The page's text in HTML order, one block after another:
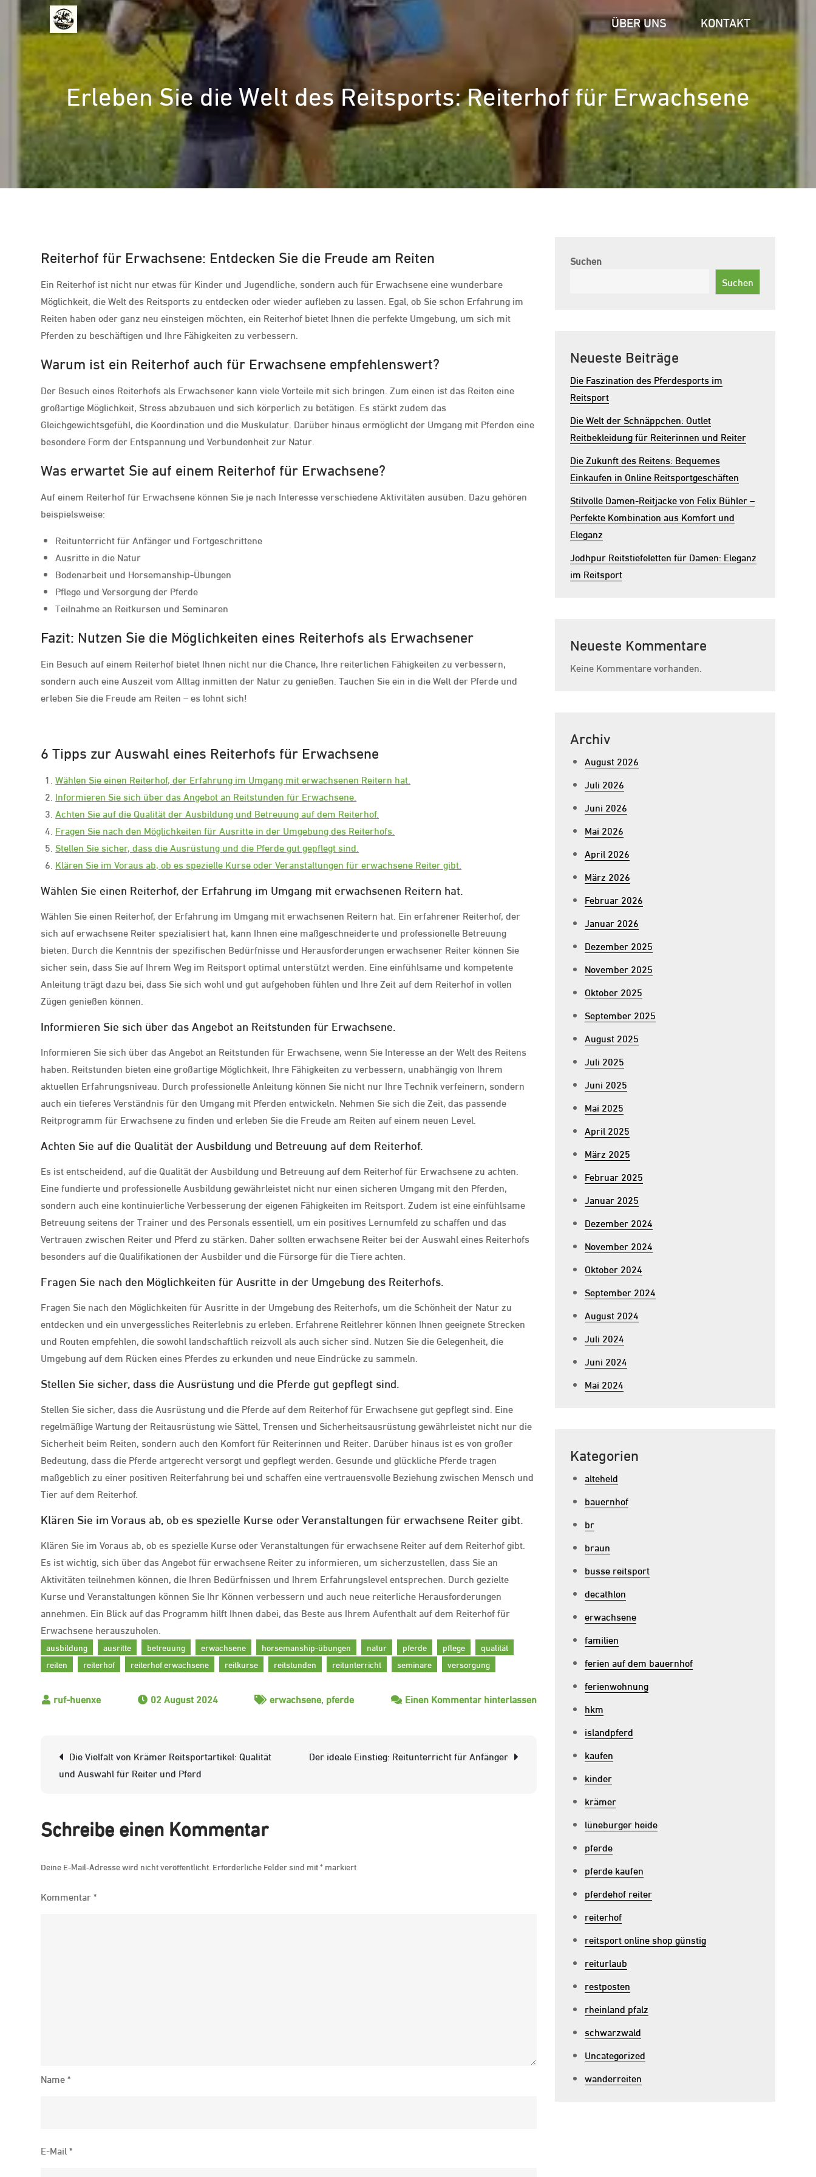
springen
ÜBER UNS KONTAKT
Erleben Sie die Welt des Reitsports: Reiterhof für Erwachsene
Reiterhof für Erwachsene: Entdecken Sie die Freude am Reiten
Ein Reiterhof ist nicht nur etwas für Kinder und Jugendliche, sondern auch für Erwachsene eine wunderbare
Möglichkeit, die Welt des Reitsports zu entdecken oder wieder aufleben zu lassen. Egal, ob Sie schon Erfahrung im
Reiten haben oder ganz neu einsteigen möchten, ein Reiterhof bietet Ihnen die perfekte Umgebung, um sich mit
Pferden zu beschäftigen und Ihre Fähigkeiten zu verbessern.
Warum ist ein Reiterhof auch für Erwachsene empfehlenswert?
Der Besuch eines Reiterhofs als Erwachsener kann viele Vorteile mit sich bringen. Zum einen ist das Reiten eine
großartige Möglichkeit, Stress abzubauen und sich körperlich zu betätigen. Es stärkt zudem das
Gleichgewichtsgefühl, die Koordination und die Muskulatur. Darüber hinaus ermöglicht der Umgang mit Pferden eine
besondere Form der Entspannung und Verbundenheit zur Natur.
Was erwartet Sie auf einem Reiterhof für Erwachsene?
Auf einem Reiterhof für Erwachsene können Sie je nach Interesse verschiedene Aktivitäten ausüben. Dazu gehören
beispielsweise:
Reitunterricht für Anfänger und Fortgeschrittene
Ausritte in die Natur
Bodenarbeit und Horsemanship-Übungen
Pflege und Versorgung der Pferde
Teilnahme an Reitkursen und Seminaren
Fazit: Nutzen Sie die Möglichkeiten eines Reiterhofs als Erwachsener
Ein Besuch auf einem Reiterhof bietet Ihnen nicht nur die Chance, Ihre reiterlichen Fähigkeiten zu verbessern,
sondern auch eine Auszeit vom Alltag inmitten der Natur zu genießen. Tauchen Sie ein in die Welt der Pferde und
erleben Sie die Freude am Reiten – es lohnt sich!
6 Tipps zur Auswahl eines Reiterhofs für Erwachsene
Wählen Sie einen Reiterhof, der Erfahrung im Umgang mit erwachsenen Reitern hat.
Informieren Sie sich über das Angebot an Reitstunden für Erwachsene.
Achten Sie auf die Qualität der Ausbildung und Betreuung auf dem Reiterhof.
Fragen Sie nach den Möglichkeiten für Ausritte in der Umgebung des Reiterhofs.
Stellen Sie sicher, dass die Ausrüstung und die Pferde gut gepflegt sind.
Klären Sie im Voraus ab, ob es spezielle Kurse oder Veranstaltungen für erwachsene Reiter gibt.
Wählen Sie einen Reiterhof, der Erfahrung im Umgang mit erwachsenen Reitern hat.
Wählen Sie einen Reiterhof, der Erfahrung im Umgang mit erwachsenen Reitern hat. Ein erfahrener Reiterhof, der
sich auf erwachsene Reiter spezialisiert hat, kann Ihnen eine maßgeschneiderte und professionelle Betreuung
bieten. Durch die Kenntnis der spezifischen Bedürfnisse und Herausforderungen erwachsener Reiter können Sie
sicher sein, dass Sie auf Ihrem Weg im Reitsport optimal unterstützt werden. Eine einfühlsame und kompetente
Anleitung trägt dazu bei, dass Sie sich wohl und gut aufgehoben fühlen und Ihre Zeit auf dem Reiterhof in vollen
Zügen genießen können.
Informieren Sie sich über das Angebot an Reitstunden für Erwachsene.
Informieren Sie sich über das Angebot an Reitstunden für Erwachsene, wenn Sie Interesse an der Welt des Reitens
haben. Reitstunden bieten eine großartige Möglichkeit, Ihre Fähigkeiten zu verbessern, unabhängig von Ihrem
aktuellen Erfahrungsniveau. Durch professionelle Anleitung können Sie nicht nur Ihre Technik verfeinern, sondern
auch ein tieferes Verständnis für den Umgang mit Pferden entwickeln. Nehmen Sie sich die Zeit, das passende
Reitprogramm für Erwachsene zu finden und erleben Sie die Freude am Reiten auf einem neuen Level.
Achten Sie auf die Qualität der Ausbildung und Betreuung auf dem Reiterhof.
Es ist entscheidend, auf die Qualität der Ausbildung und Betreuung auf dem Reiterhof für Erwachsene zu achten.
Eine fundierte und professionelle Ausbildung gewährleistet nicht nur einen sicheren Umgang mit den Pferden,
sondern auch eine kontinuierliche Verbesserung der eigenen Fähigkeiten im Reitsport. Zudem ist eine einfühlsame
Betreuung seitens der Trainer und des Personals essentiell, um ein positives Lernumfeld zu schaffen und das
Vertrauen zwischen Reiter und Pferd zu stärken. Daher sollten erwachsene Reiter bei der Auswahl eines Reiterhofs
besonders auf die Qualifikationen der Ausbilder und die Fürsorge für die Tiere achten.
Fragen Sie nach den Möglichkeiten für Ausritte in der Umgebung des Reiterhofs.
Fragen Sie nach den Möglichkeiten für Ausritte in der Umgebung des Reiterhofs, um die Schönheit der Natur zu
entdecken und ein unvergessliches Reiterlebnis zu erleben. Erfahrene Reitlehrer können Ihnen geeignete Strecken
und Routen empfehlen, die sowohl landschaftlich reizvoll als auch sicher sind. Nutzen Sie die Gelegenheit, die
Umgebung auf dem Rücken eines Pferdes zu erkunden und neue Eindrücke zu sammeln.
Stellen Sie sicher, dass die Ausrüstung und die Pferde gut gepflegt sind.
Stellen Sie sicher, dass die Ausrüstung und die Pferde auf dem Reiterhof für Erwachsene gut gepflegt sind. Eine
regelmäßige Wartung der Reitausrüstung wie Sättel, Trensen und Sicherheitsausrüstung gewährleistet nicht nur die
Sicherheit beim Reiten, sondern auch den Komfort für Reiterinnen und Reiter. Darüber hinaus ist es von großer
Bedeutung, dass die Pferde artgerecht versorgt und gepflegt werden. Gesunde und glückliche Pferde tragen
maßgeblich zu einer positiven Reiterfahrung bei und schaffen eine vertrauensvolle Beziehung zwischen Mensch und
Tier auf dem Reiterhof.
Klären Sie im Voraus ab, ob es spezielle Kurse oder Veranstaltungen für erwachsene Reiter gibt.
Klären Sie im Voraus ab, ob es spezielle Kurse oder Veranstaltungen für erwachsene Reiter auf dem Reiterhof gibt.
Es ist wichtig, sich über das Angebot für erwachsene Reiter zu informieren, um sicherzustellen, dass Sie an
Aktivitäten teilnehmen können, die Ihren Bedürfnissen und Ihrem Erfahrungslevel entsprechen. Durch gezielte
Kurse und Veranstaltungen können Sie Ihr Können verbessern und auch neue reiterliche Herausforderungen
annehmen. Ein Blick auf das Programm hilft Ihnen dabei, das Beste aus Ihrem Aufenthalt auf dem Reiterhof für
Erwachsene herauszuholen.
ausbildung ausritte betreuung erwachsene horsemanship-übungen natur pferde pflege
qualität
reiten
reiterhof reiterhof erwachsene reitkurse reitstunden reitunterricht seminare versorgung
02 August 2024 erwachsene, pferde Einen Kommentar hinterlassenzu
Reitsports:
Erwachsene
Beitrags-
Navigation
Die Vielfalt von Krämer Reitsportartikel: Qualität
und Auswahl für Reiter und Pferd
Der ideale Einstieg: Reitunterricht für Anfänger
Schreibe einen Kommentar
Deine E-Mail-Adresse wird nicht veröffentlicht. Erforderliche Felder sind mit*markiert
Kommentar*
Name*
E-Mail*
Suchen
Suchen
Neueste Beiträge
Die Faszination des Pferdesports im
Reitsport
Die Welt der Schnäppchen: Outlet
Reitbekleidung für Reiterinnen und Reiter
Die Zukunft des Reitens: Bequemes
Einkaufen in Online Reitsportgeschäften
Stilvolle Damen-Reitjacke von Felix Bühler –
Perfekte Kombination aus Komfort und
Eleganz
Jodhpur Reitstiefeletten für Damen: Eleganz
im Reitsport
Neueste Kommentare
Keine Kommentare vorhanden.
Archiv
August 2026
Juli 2026
Juni 2026
Mai 2026
April 2026
März 2026
Februar 2026
Januar 2026
Dezember 2025
November 2025
Oktober 2025
September 2025
August 2025
Juli 2025
Juni 2025
Mai 2025
April 2025
März 2025
Februar 2025
Januar 2025
Dezember 2024
November 2024
Oktober 2024
September 2024
August 2024
Juli 2024
Juni 2024
Mai 2024
Kategorien
alteheld
bauernhof
br
braun
busse reitsport
decathlon
erwachsene
familien
ferien auf dem bauernhof
ferienwohnung
hkm
islandpferd
kaufen
kinder
krämer
lüneburger heide
pferde
pferde kaufen
pferdehof reiter
reiterhof
reitsport online shop günstig
reiturlaub
restposten
rheinland pfalz
schwarzwald
Uncategorized
wanderreiten